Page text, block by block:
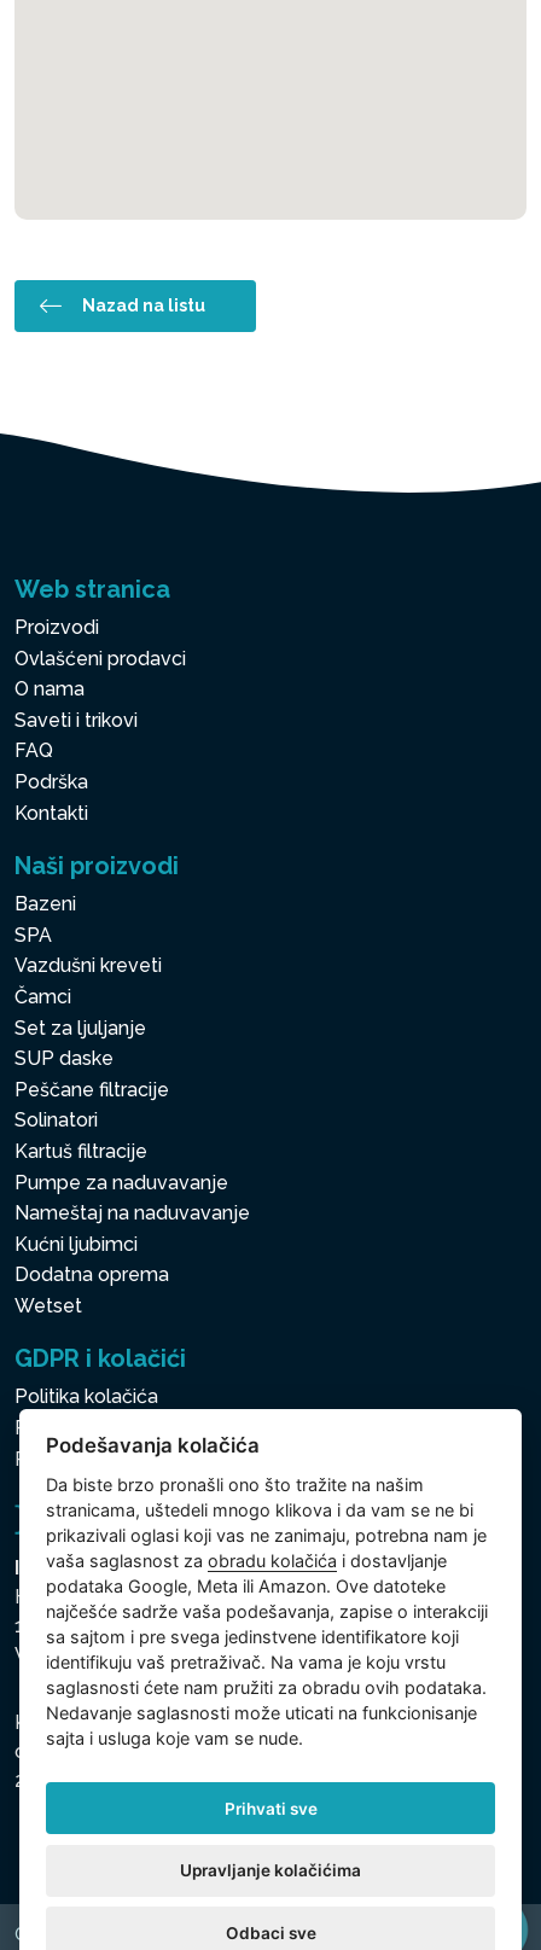
Nazad na listu
Web stranica
Proizvodi
Ovlašćeni prodavci
O nama
Saveti i trikovi
FAQ
Podrška
Kontakti
Naši proizvodi
Bazeni
SPA
Vazdušni kreveti
Čamci
Set za ljuljanje
SUP daske
Peščane filtracije
Solinatori
Kartuš filtracije
Pumpe za naduvavanje
Nameštaj na naduvavanje
Kućni ljubimci
Dodatna oprema
Wetset
GDPR i kolačići
Politika kolačića
Politika zaštite ličnih i drugih obrađivanih podataka
Politika kolačića
Intex Trading, s.r.o.
Hradecká 2526/3
130 00 Praha 3
Vinohrady - Česká republika
Kompanija je registrovana u Opštinskom sudu u Pragu,
odeljak C, uložak 74759, Identifikacioni broj kompanije:
26150808, Poreski identifikacioni broj: CZ26150808.
Copyright © 2026 INTEX TRADING s.r.o. All rights reserved.
Podešavanja kolačića
Da biste brzo pronašli ono što tražite na našim
stranicama, uštedeli mnogo klikova i da vam se ne bi
prikazivali oglasi koji vas ne zanimaju, potrebna nam je
vaša saglasnost zaobradu kolačića i dostavljanje
podataka Google, Meta ili Amazon. Ove datoteke
najčešće sadrže vaša podešavanja, zapise o interakciji
sa sajtom i pre svega jedinstvene identifikatore koji
identifikuju vaš pretraživač. Na vama je koju vrstu
saglasnosti ćete nam pružiti za obradu ovih podataka.
Nedavanje saglasnosti može uticati na funkcionisanje
sajta i usluga koje vam se nude.
Prihvati sve
Upravljanje kolačićima
Odbaci sve